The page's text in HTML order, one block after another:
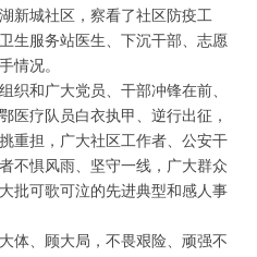
新城社区，察看了社区防疫工
生服务站医生、下沉干部、志愿
情况。
织和广大党员、干部冲锋在前、
医疗队员白衣执甲、逆行出征，
重担，广大社区工作者、公安干
不惧风雨、坚守一线，广大群众
批可歌可泣的先进典型和感人事
体、顾大局，不畏艰险、顽强不